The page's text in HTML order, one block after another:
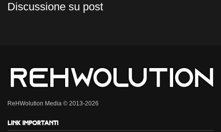
Discussione su post
ReHWolution Media © 2013-2026
Link importanti